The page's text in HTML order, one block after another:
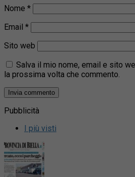
Nome *
Email *
Sito web
Salva il mio nome, email e sito
la prossima volta che commento.
Pubblicità
I più visti